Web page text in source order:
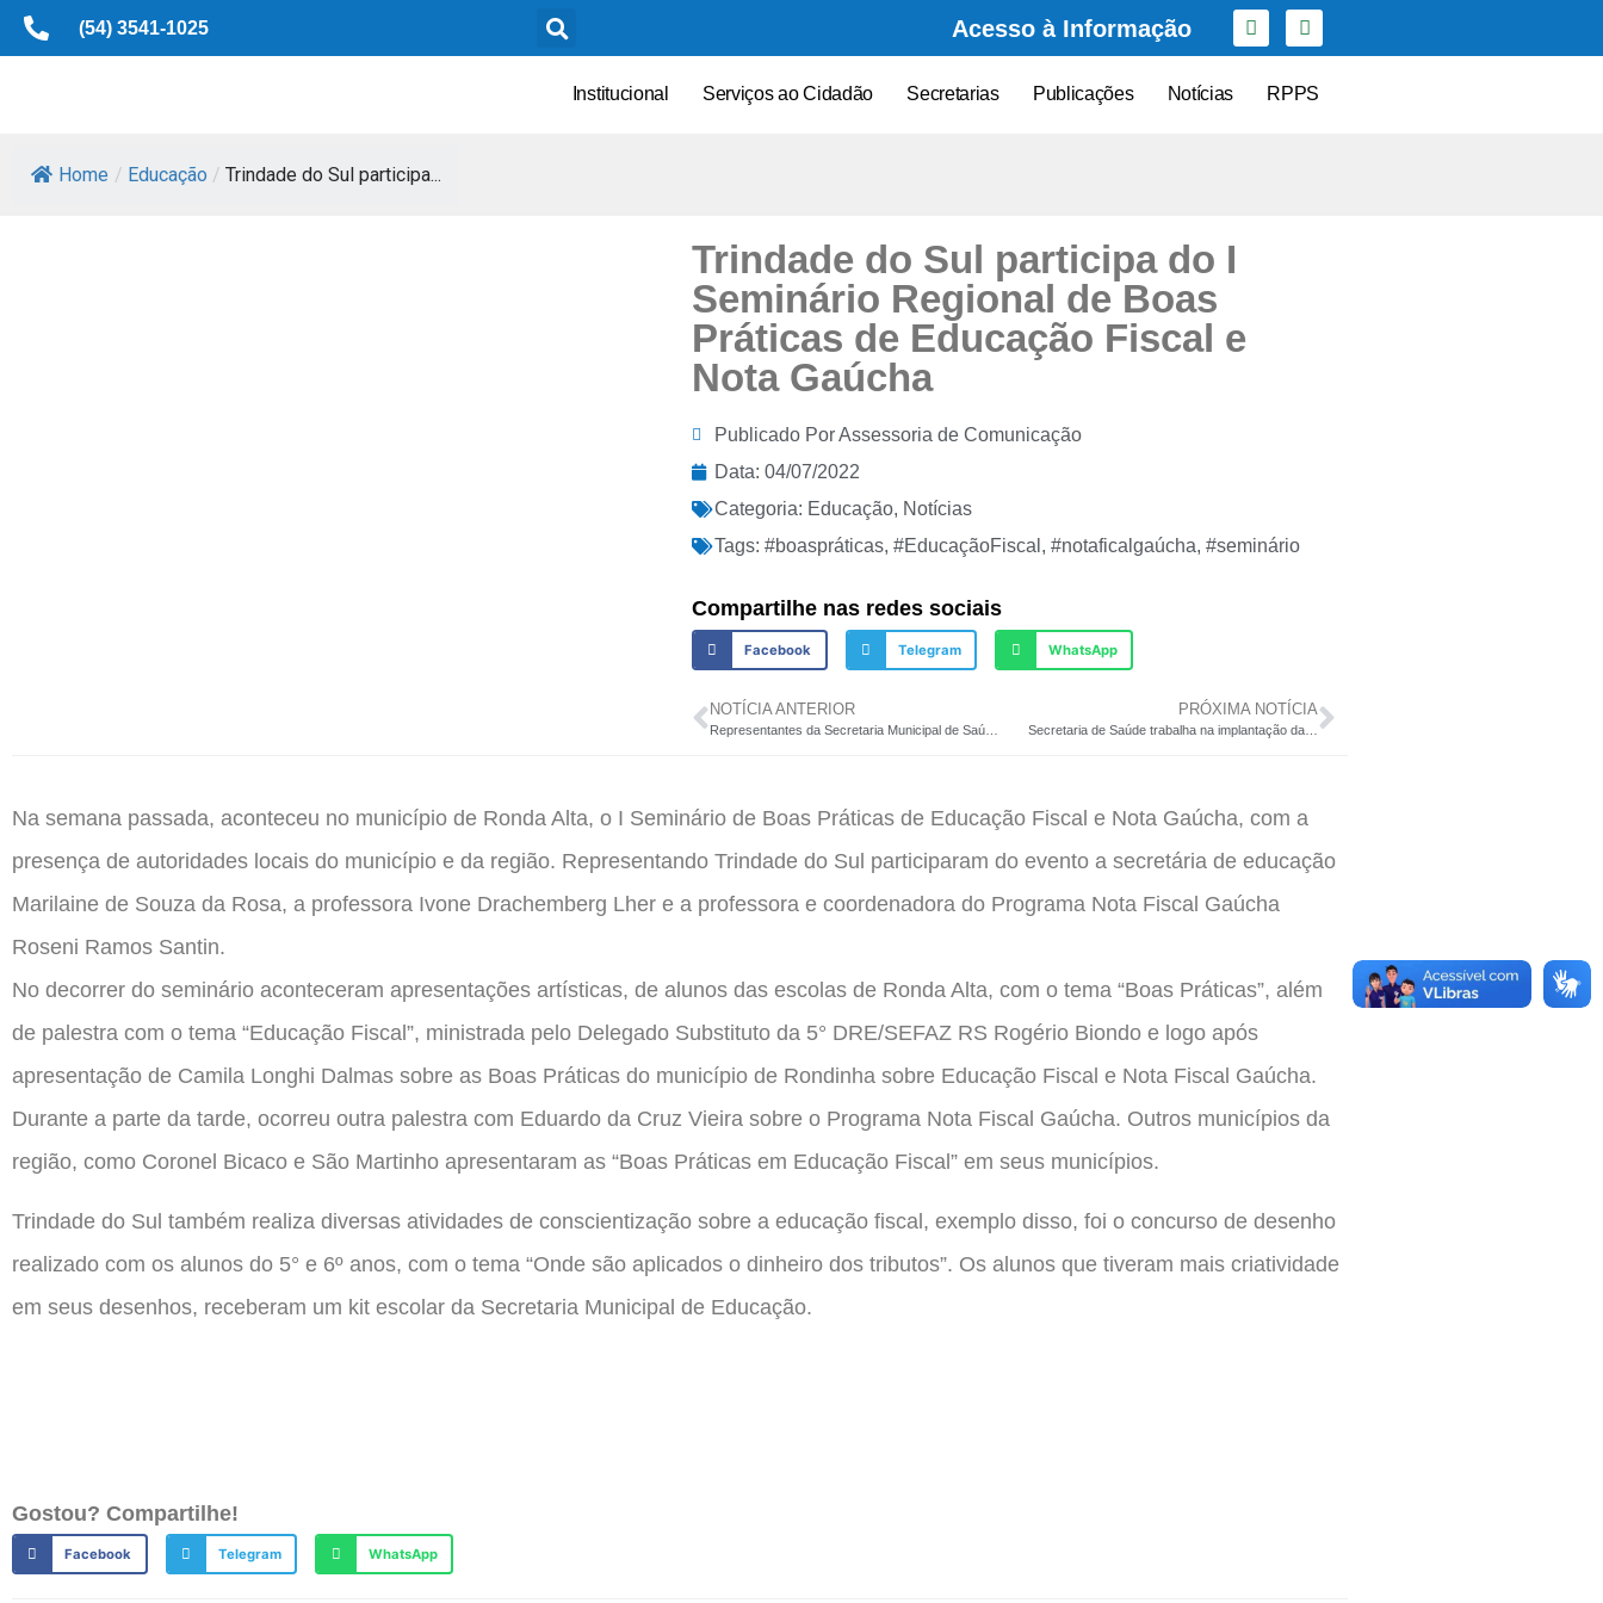
(54) 3541-1025 Acesso à Informação
Institucional Serviços ao Cidadão Secretarias Publicações Notícias RPPS
Home / Educação / Trindade do Sul participa...
Trindade do Sul participa do I
Seminário Regional de Boas
Práticas de Educação Fiscal e
Nota Gaúcha
Publicado PorAssessoria de Comunicação
Data: 04/07/2022
Categoria: Educação, Notícias
Tags: #boaspráticas, #EducaçãoFiscal , #notaficalgaúcha, #seminário
Compartilhe nas redes sociais
Facebook Telegram WhatsApp
NOTÍCIA ANTERIOR PRÓXIMA NOTÍCIA
Na semana passada, aconteceu no município de Ronda Alta, o I Seminário de Boas Práticas de Educação Fiscal e Nota Gaúcha, com a
presença de autoridades locais do município e da região. Representando Trindade do Sul participaram do evento a secretária de educação
Marilaine de Souza da Rosa, a professora Ivone Drachemberg Lher e a professora e coordenadora do Programa Nota Fiscal Gaúcha
Roseni Ramos Santin.
No decorrer do seminário aconteceram apresentações artísticas, de alunos das escolas de Ronda Alta, com o tema “Boas Práticas”, além
de palestra com o tema “Educação Fiscal”, ministrada pelo Delegado Substituto da 5° DRE/SEFAZ RS Rogério Biondo e logo após
apresentação de Camila Longhi Dalmas sobre as Boas Práticas do município de Rondinha sobre Educação Fiscal e Nota Fiscal Gaúcha.
Durante a parte da tarde, ocorreu outra palestra com Eduardo da Cruz Vieira sobre o Programa Nota Fiscal Gaúcha. Outros municípios da
região, como Coronel Bicaco e São Martinho apresentaram as “Boas Práticas em Educação Fiscal” em seus municípios.
Trindade do Sul também realiza diversas atividades de conscientização sobre a educação fiscal, exemplo disso, foi o concurso de desenho
realizado com os alunos do 5° e 6º anos, com o tema “Onde são aplicados o dinheiro dos tributos”. Os alunos que tiveram mais criatividade
em seus desenhos, receberam um kit escolar da Secretaria Municipal de Educação.
Gostou? Compartilhe!
Facebook Telegram WhatsApp